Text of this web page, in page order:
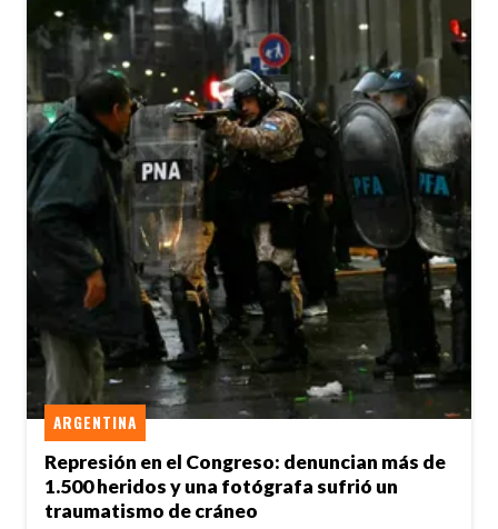
Represión en el Congreso: denuncian más de
1.500 heridos y una fotógrafa sufrió un
traumatismo de cráneo
ARGENTINA